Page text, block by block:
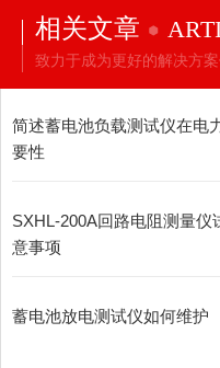
相关文章
致力于成为更好的解决方案
简述蓄电池负载测试仪在电
要性
SXHL-200A回路电阻测量仪
意事项
蓄电池放电测试仪如何维护